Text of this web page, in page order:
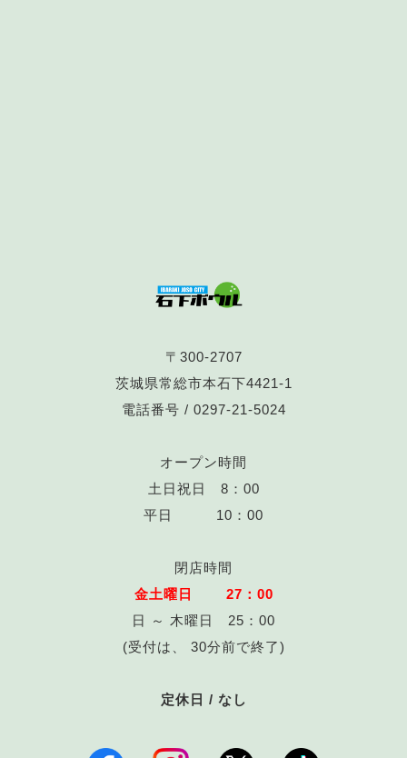
〒300-2707
茨城県常総市本石下4421-1
電話番号 / 0297-21-5024
オープン時間
土日祝日 8：00
平日 10：00
閉店時間
金土曜日 27：00
日 ～ 木曜日 25：00
(受付は、 30分前で終了)
定休日 / なし